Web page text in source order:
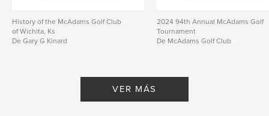
History of the McAdams Golf Club
of Wichita, Ks
De Gary G Kinard
2024 94th Annual McAdams Golf
Tournament
De McAdams Golf Club
VER MÁS